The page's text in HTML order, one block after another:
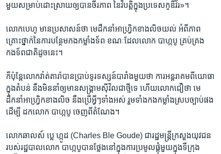
មួយ​សម្រាប់​ដោះស្រាយ​ឲ្យ​បាន​ចីរភាព​ នៃ​វិបត្តិ​ក្នុង​ប្រទេស​កូឌីវ័រ»។
លោក​បេហូ​ មាន​ប្រសាសន៍​ថា​ មេដឹកនាំ​អាហ្រ្វិក​ខាងលិច​យល់​ អំពី​ភាព​
គ្រោះថ្នាក់​នៃ​ការបន្ថែម​កងកម្លាំងទ័ព​ ខណៈដែល​លោក​ បាហ្កបូ​ គ្រប់គ្រង​
កងទ័ពជាតិ​ដូច​នេះ។
ក៏ប៉ុន្តែ​លោក​វ៉ាត់តារ៉ា​បាន​ប្រាប់​ទូរទស្សន៍​បារាំង​មួយ​ថា​ ការអន្តរាគម​ពី​យោធា​
ក្នុង​តំបន់​ នឹង​មិន​នាំ​ឲ្យ​មាន​សង្រ្គាម​ស៊ីវិល​ជាថ្មី​ទេ​ ហើយ​លោក​ជឿ​ថា​ មេ
ដឹកនាំ​អាហ្វ្រិក​ខាងលិច​ នឹង​ប្រើ​អ្វីៗ​ទាំងអស់​ រួមទាំង​កងកម្លាំង​ស្របច្បាប់​ផង​
ដើម្បី​ ដក​លោក​ បាហ្កបូ​ ចេញ​ពី​តំណែង។
លោក​ឆាលស៍​ ប្លេ​ ហ្កូដ​ (Charles Ble Goude) ជា​រដ្ឋមន្រ្តី​ក្រសួង​យុវជន​
របស់​រដ្ឋបាល​លោក​ បាហ្កបូ​បាន​ថ្លែង​នៅ​ក្នុង​ការប្រមូលផ្តុំ​មួយ​ក្នុង​ទីក្រុង​